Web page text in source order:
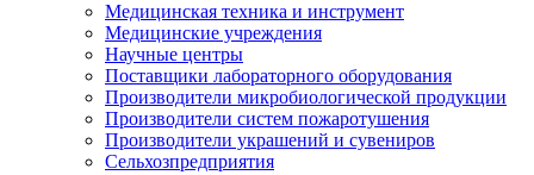
Медицинская техника и инструмент
Медицинские учреждения
Научные центры
Поставщики лабораторного оборудования
Производители микробиологической продукции
Производители систем пожаротушения
Производители украшений и сувениров
Сельхозпредприятия